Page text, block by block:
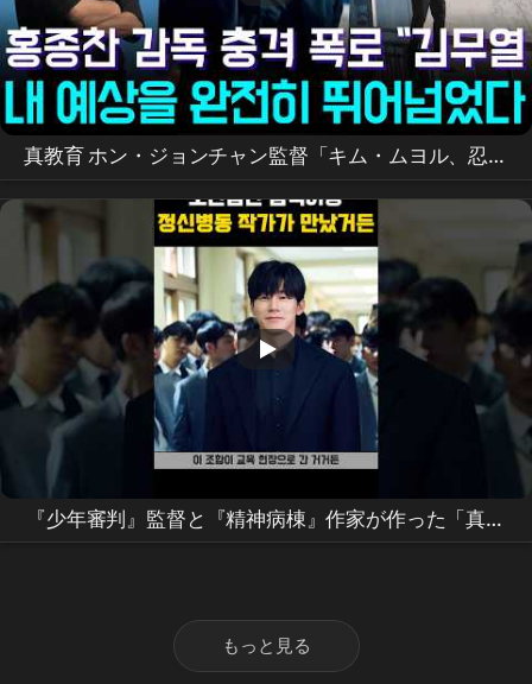
真教育 ホン・ジョンチャン監督「キム・ムヨル、忍耐
と配慮で新人まで輝かせた」…公開3日で世界1位の秘
訣
『少年審判』監督と『精神病棟』作家が作った「真の
教育」の舞台裏
もっと見る